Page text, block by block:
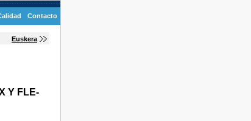
Contacto
Euskera
Y FLE-